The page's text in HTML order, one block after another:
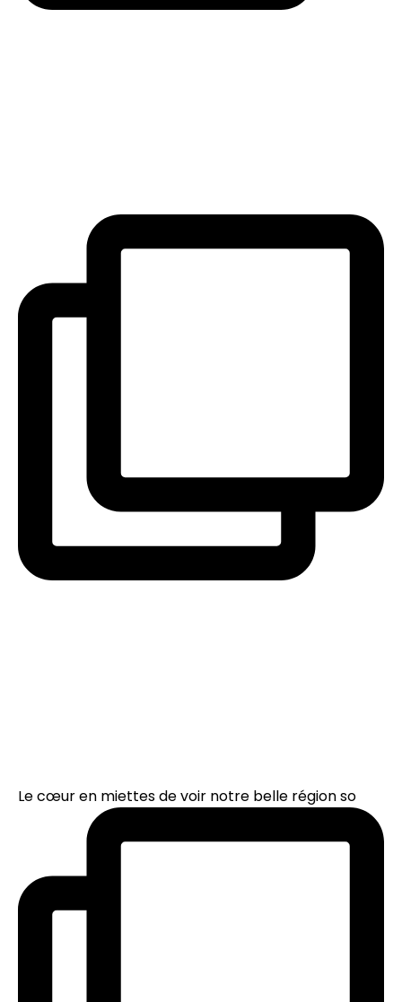
Le cœur en miettes de voir notre belle région so